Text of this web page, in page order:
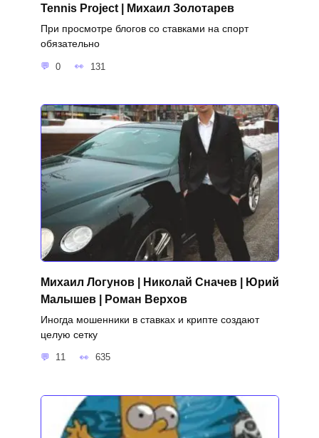
Tennis Project | Михаил Золотарев
При просмотре блогов со ставками на спорт
обязательно
0 131
Михаил Логунов | Николай Сначев | Юрий
Малышев | Роман Верхов
Иногда мошенники в ставках и крипте создают
целую сетку
11 635